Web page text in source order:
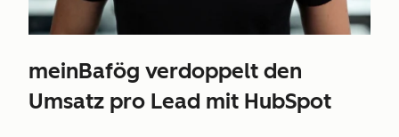
meinBafög verdoppelt den
Umsatz pro Lead mit HubSpot